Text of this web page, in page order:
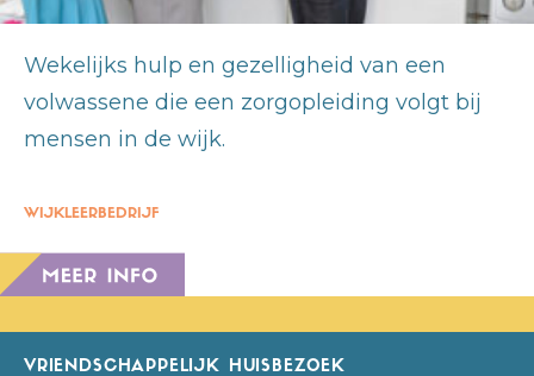
Wekelijks hulp en gezelligheid van een
volwassene die een zorgopleiding volgt bij
mensen in de wijk.
WIJKLEERBEDRIJF
VRIENDSCHAPPELIJK HUISBEZOEK